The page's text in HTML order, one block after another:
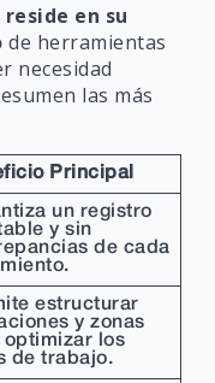
en su
de herramientas
necesidad
las más
Principal
un registro
y sin
de cada
estructurar
y zonas
optimizar los
de trabajo.